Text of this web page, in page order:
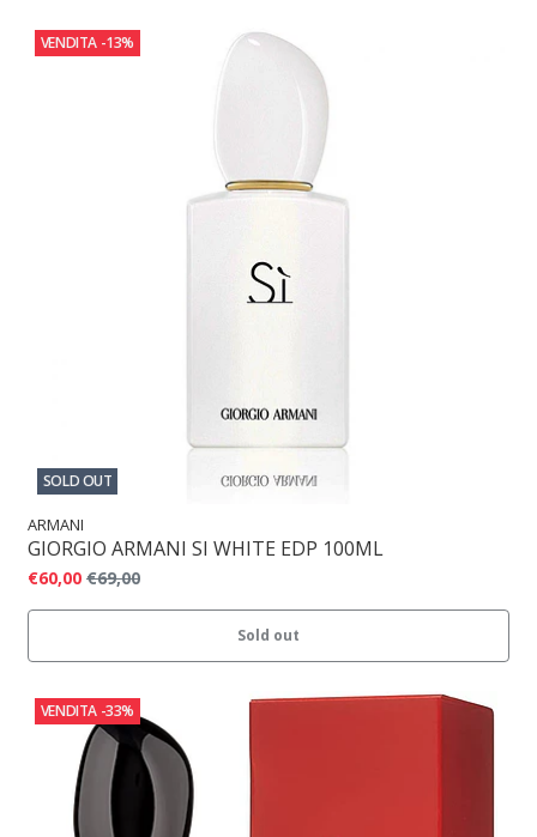
VENDITA -13%
SOLD OUT
ARMANI
GIORGIO ARMANI SI WHITE EDP 100ML
€60,00 €69,00
Sold out
VENDITA -33%